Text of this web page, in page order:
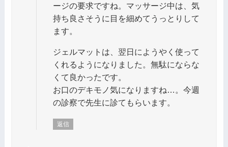
ージの要求ですね。マッサージ中は、気
持ち良さそうに目を細めてうっとりして
ます。
ジェルマットは、翌日にようやく使って
くれるようになりました。無駄にならな
くて良かったです。
お口のデキモノ気になりますね…。今週
の診察で先生に診てもらいます。
返信